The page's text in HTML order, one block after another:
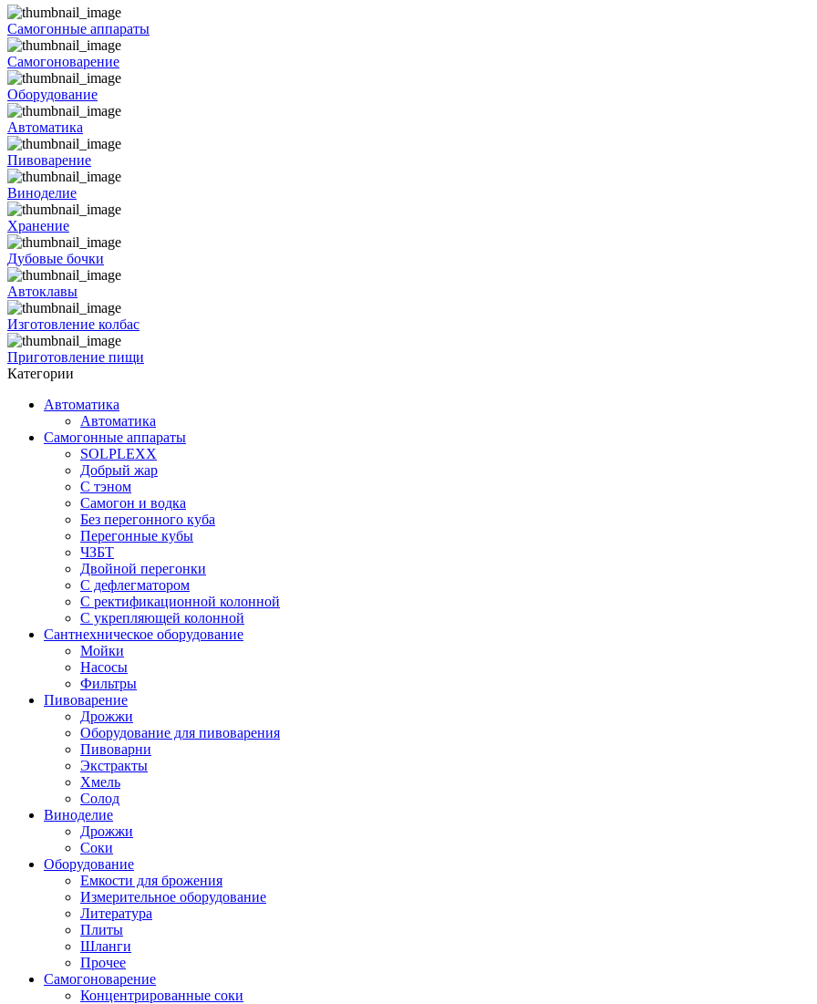
Самогонные аппараты
Самогоноварение
Оборудование
Автоматика
Пивоварение
Виноделие
Хранение
Дубовые бочки
Автоклавы
Изготовление колбас
Приготовление пищи
Категории
Автоматика
Автоматика
Самогонные аппараты
SOLPLEXX
Добрый жар
С тэном
Самогон и водка
Без перегонного куба
Перегонные кубы
ЧЗБТ
Двойной перегонки
С дефлегматором
С ректификационной колонной
С укрепляющей колонной
Сантнехническое оборудование
Мойки
Насосы
Фильтры
Пивоварение
Дрожжи
Оборудование для пивоварения
Пивоварни
Экстракты
Хмель
Солод
Виноделие
Дрожжи
Соки
Оборудование
Емкости для брожения
Измерительное оборудование
Литература
Плиты
Шланги
Прочее
Самогоноварение
Концентрированные соки